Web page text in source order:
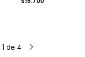
"oso polar" T. 12 al 16
1 de 4